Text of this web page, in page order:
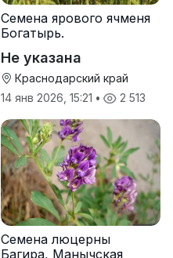
Семена ярового ячменя
Богатырь.
Не указана
Краснодарский край
14 янв 2026, 15:21 • 2 513
Семена люцерны
Багира, Манычская